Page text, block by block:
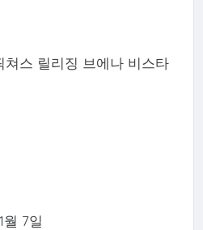
쳐스 릴리징 브에나 비스타
월 7일